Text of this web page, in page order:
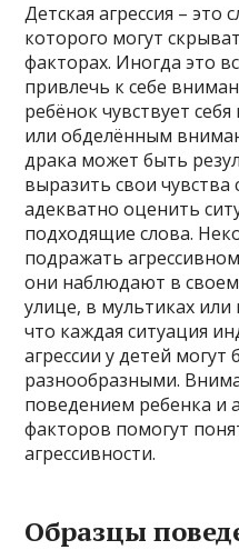
Детская агрессия – это
которого могут
факторах. Иногда это
привлечь к себе
ребёнок чувствует
или обделённым
драка может быть
выразить свои чувства
адекватно оценить
подходящие слова.
подражать
они наблюдают в
улице, в мультиках
что каждая ситуация
агрессии у детей
разнообразными.
поведением ребенка и
факторов помогут
агрессивности.
Образцы